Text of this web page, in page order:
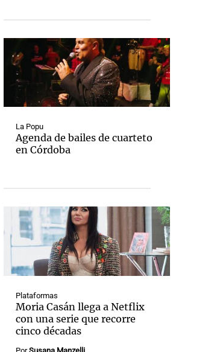
La Popu
Agenda de bailes de cuarteto
en Córdoba
Plataformas
Moria Casán llega a Netflix
con una serie que recorre
cinco décadas